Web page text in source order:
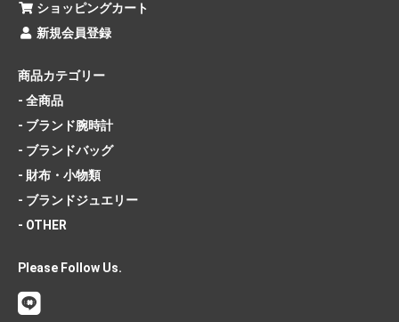
ショッピングカート
新規会員登録
商品カテゴリー
- 全商品
- ブランド腕時計
- ブランドバッグ
- 財布・小物類
- ブランドジュエリー
- OTHER
Please Follow Us.